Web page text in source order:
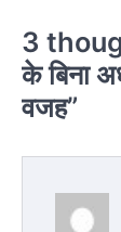
3
के बिना
वजह”